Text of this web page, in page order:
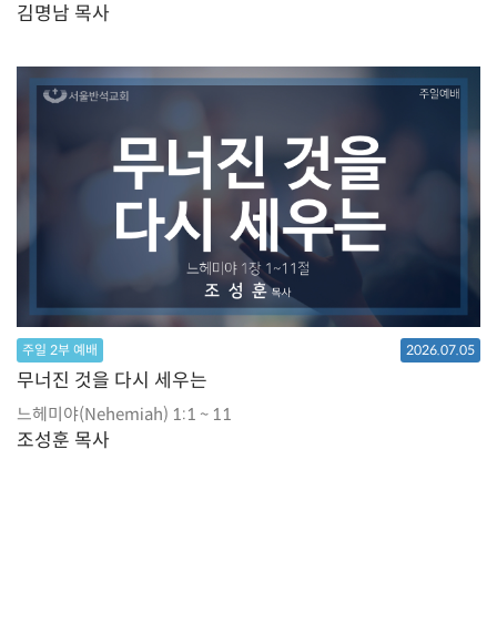
김명남 목사
주일 2부 예배 2026.07.05
무너진 것을 다시 세우는
느헤미야(Nehemiah) 1:1 ~ 11
조성훈 목사